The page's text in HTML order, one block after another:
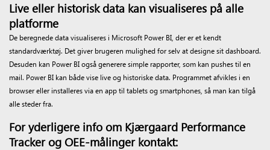
Live eller historisk data kan visualiseres på alle
platforme
De beregnede data visualiseres i Microsoft Power BI, der er et kendt
standardværktøj. Det giver brugeren mulighed for selv at designe sit dashboard.
Desuden kan Power BI også generere simple rapporter, som kan pushes til en
mail. Power BI kan både vise live og historiske data. Programmet afvikles i en
browser eller installeres via en app til tablets og smartphones, så man kan tilgå
alle steder fra.
For yderligere info om Kjærgaard Performance
Tracker og OEE-målinger kontakt: